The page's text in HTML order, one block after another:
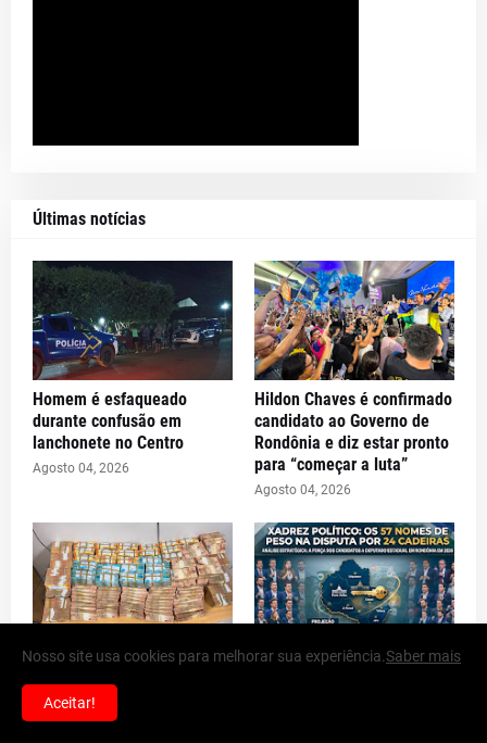
Últimas notícias
Homem é esfaqueado
durante confusão em
lanchonete no Centro
Agosto 04, 2026
Hildon Chaves é confirmado
candidato ao Governo de
Rondônia e diz estar pronto
para “começar a luta”
Agosto 04, 2026
Polícia Federal apreende R$
2 milhões em dinheiro
durante ação contra
lavagem de capitais em
XADREZ POLÍTICO: O
Nosso site usa cookies para melhorar sua experiência.Saber mais
Aceitar!